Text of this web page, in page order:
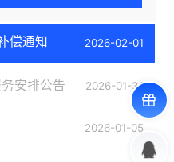
偿通知 2026-02-01
安排公告 2026-01-31
2026-01-05